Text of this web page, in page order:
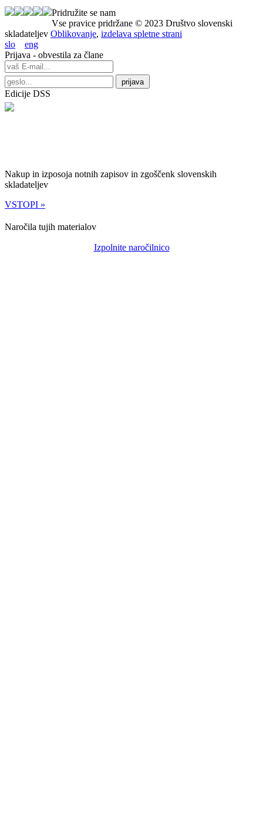
Pridružite se nam
Vse pravice pridržane © 2023 Društvo slovenski
skladateljev Oblikovanje, izdelava spletne strani
slo
eng
Prijava - obvestila za člane
Edicije DSS
Nakup in izposoja notnih zapisov in zgoščenk slovenskih
skladateljev
VSTOPI »
Naročila tujih materialov
Izpolnite naročilnico